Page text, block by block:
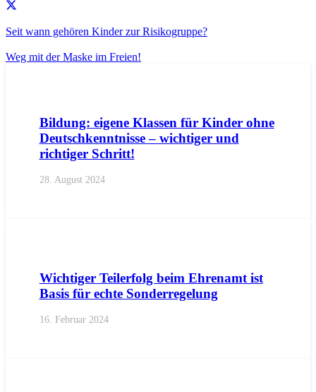
Seit wann gehören Kinder zur Risikogruppe?
Weg mit der Maske im Freien!
Bildung: eigene Klassen für Kinder ohne
Deutschkenntnisse – wichtiger und
richtiger Schritt!
28. August 2024
Wichtiger Teilerfolg beim Ehrenamt ist
Basis für echte Sonderregelung
16. Februar 2024